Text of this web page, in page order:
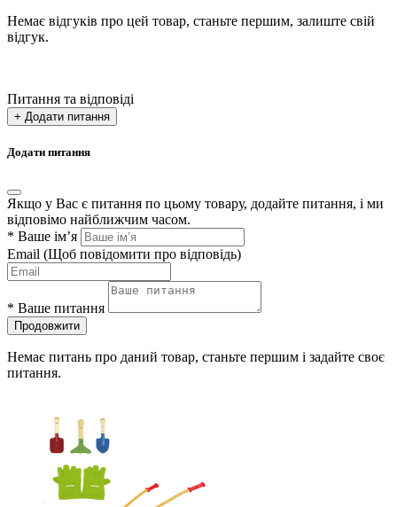
Немає відгуків про цей товар, станьте першим, залиште свій
відгук.
Питання та відповіді
+ Додати питання
Додати питання
Якщо у Вас є питання по цьому товару, додайте питання, і ми
відповімо найближчим часом.
* Ваше ім’я
Email (Щоб повідомити про відповідь)
* Ваше питання
Продовжити
Немає питань про даний товар, станьте першим і задайте своє
питання.